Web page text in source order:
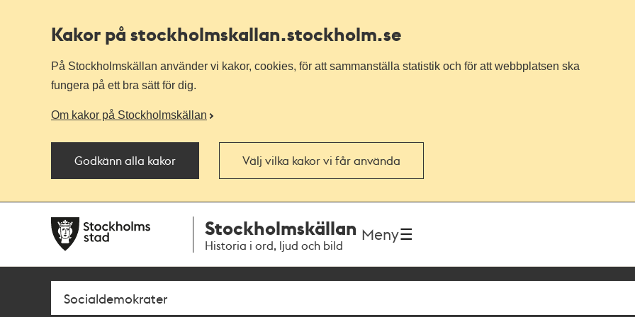
Kakor på stockholmskallan.stockholm.se
På Stockholmskällan använder vi kakor, cookies, för att sammanställa statistik och för att webbplatsen ska
fungera på ett bra sätt för dig.
Om kakor på Stockholmskällan
Godkänn alla kakor Välj vilka kakor vi får använda
navigationen
huvudinnehållet
Stockholmskällan
Historia i ord, ljud och bild
Meny
Sök